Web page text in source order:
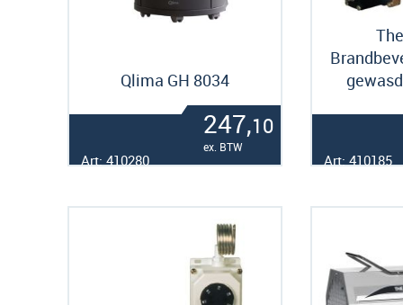
Qlima GH 8034
247,10
ex. BTW
Art: 410280 Art: 410185